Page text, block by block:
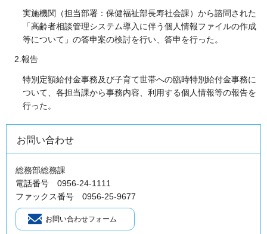
実施機関（担当部署：保健福祉部長寿社会課）から諮問された
「高齢者相談管理システム導入に伴う個人情報ファイルの作成
等について」の答申案の検討を行い、答申を行った。
2.報告
特別定額給付金事務及び子育て世帯への臨時特別給付金事務に
ついて、各担当課から事務内容、利用する個人情報等の報告を
行った。
お問い合わせ
総務部総務課
電話番号 0956-24-1111
ファックス番号 0956-25-9677